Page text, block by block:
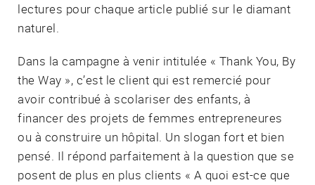
lectures pour chaque article publié sur le diamant
naturel.
Dans la campagne à venir intitulée « Thank You, By
the Way », c’est le client qui est remercié pour
avoir contribué à scolariser des enfants, à
financer des projets de femmes entrepreneures
ou à construire un hôpital. Un slogan fort et bien
pensé. Il répond parfaitement à la question que se
posent de plus en plus clients « A quoi est-ce que